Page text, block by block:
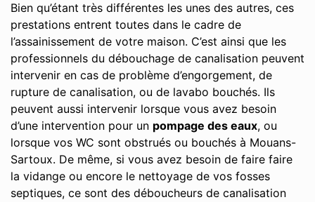
Bien qu’étant très différentes les unes des autres, ces
prestations entrent toutes dans le cadre de
l’assainissement de votre maison. C’est ainsi que les
professionnels du débouchage de canalisation peuvent
intervenir en cas de problème d’engorgement, de
rupture de canalisation, ou de lavabo bouchés. Ils
peuvent aussi intervenir lorsque vous avez besoin
d’une intervention pour un pompage des eaux, ou
lorsque vos WC sont obstrués ou bouchés à Mouans-
Sartoux. De même, si vous avez besoin de faire faire
la vidange ou encore le nettoyage de vos fosses
septiques, ce sont des déboucheurs de canalisation